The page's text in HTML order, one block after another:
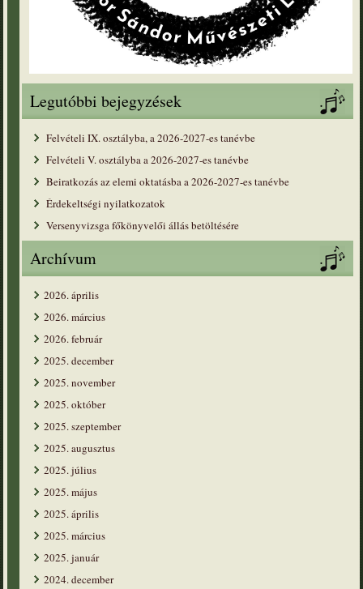
Legutóbbi bejegyzések
Felvételi IX. osztályba, a 2026-2027-es tanévbe
Felvételi V. osztályba a 2026-2027-es tanévbe
Beiratkozás az elemi oktatásba a 2026-2027-es tanévbe
Érdekeltségi nyilatkozatok
Versenyvizsga főkönyvelői állás betöltésére
Archívum
2026. április
2026. március
2026. február
2025. december
2025. november
2025. október
2025. szeptember
2025. augusztus
2025. július
2025. május
2025. április
2025. március
2025. január
2024. december